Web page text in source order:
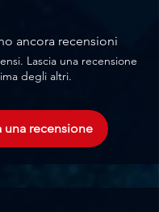
ancora recensioni
Lascia una recensione
degli altri.
una recensione